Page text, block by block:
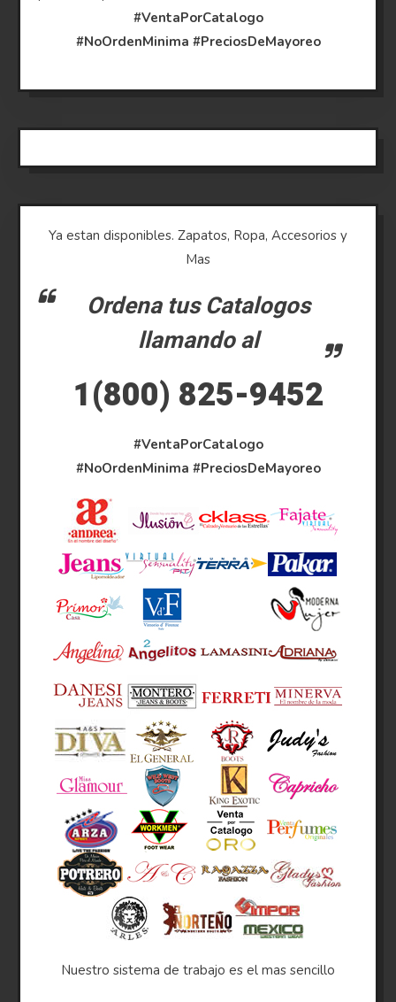
#VentaPorCatalogo
#NoOrdenMinima #PreciosDeMayoreo
Ya estan disponibles. Zapatos, Ropa, Accesorios y
Mas
Ordena tus Catalogos
llamando al
1(800) 825-9452
#VentaPorCatalogo
#NoOrdenMinima #PreciosDeMayoreo
Nuestro sistema de trabajo es el mas sencillo